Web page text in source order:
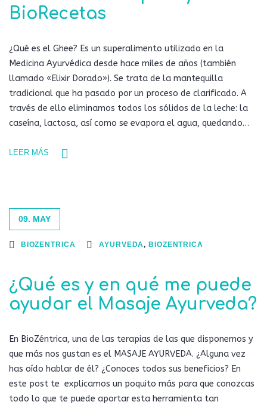
BioRecetas
¿Qué es el Ghee? Es un superalimento utilizado en la
Medicina Ayurvédica desde hace miles de años (también
llamado «Elixir Dorado»). Se trata de la mantequilla
tradicional que ha pasado por un proceso de clarificado. A
través de ello eliminamos todos los sólidos de la leche: la
caseína, lactosa, así como se evapora el agua, quedando…
LEER MÁS
09. MAY
BIOZENTRICA AYURVEDA,BIOZENTRICA
¿Qué es y en qué me puede
ayudar el Masaje Ayurveda?
En BioZéntrica, una de las terapias de las que disponemos y
que más nos gustan es el MASAJE AYURVEDA. ¿Alguna vez
has oído hablar de él? ¿Conoces todos sus beneficios? En
este post te explicamos un poquito más para que conozcas
todo lo que te puede aportar esta herramienta tan